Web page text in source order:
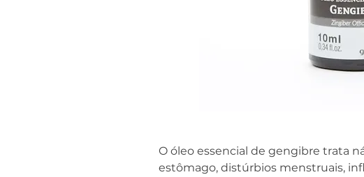
O óleo essencial de gengibre trata
estômago, distúrbios menstruais,